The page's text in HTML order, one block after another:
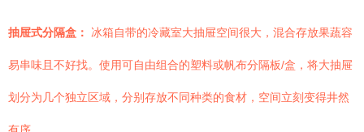
抽屉式分隔盒： 冰箱自带的冷藏室大抽屉空间很大，混合存放果蔬容
易串味且不好找。使用可自由组合的塑料或帆布分隔板/盒，将大抽屉
划分为几个独立区域，分别存放不同种类的食材，空间立刻变得井然